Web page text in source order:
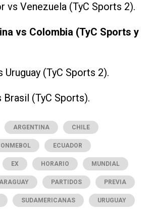
vs Venezuela (TyC Sports 2).
vs Colombia (TyC Sports y
Uruguay (TyC Sports 2).
Brasil (TyC Sports).
ARGENTINA CHILE
ECUADOR
EX HORARIO MUNDIAL
PARTIDOS PREVIA
SUDAMERICANAS URUGUAY